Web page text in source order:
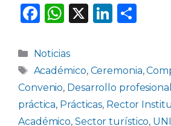
F
c
e
b
o
W
a
ts
A
p
X
Li
e
dI
n
p
ar
ti
Categorías
Noticias
Etiquetas
Académico, Ceremonia,
Convenio, Desarrollo profesional
práctica, Prácticas, Rector
Académico, Sector turístico,